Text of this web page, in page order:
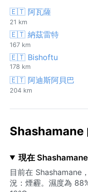
🇪🇹 阿瓦薩
21 km
🇪🇹 納茲雷特
167 km
🇪🇹 Bishoftu
178 km
🇪🇹 阿迪斯阿貝巴
204 km
Shashamane
現在
目前在 Shashamane
況：煙霾。濕度為